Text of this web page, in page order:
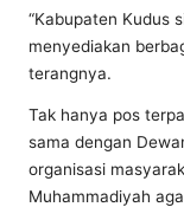
“Kabupaten Kudus
menyediakan
terangnya.
Tak hanya pos
sama dengan
organisasi
Muhammadiyah